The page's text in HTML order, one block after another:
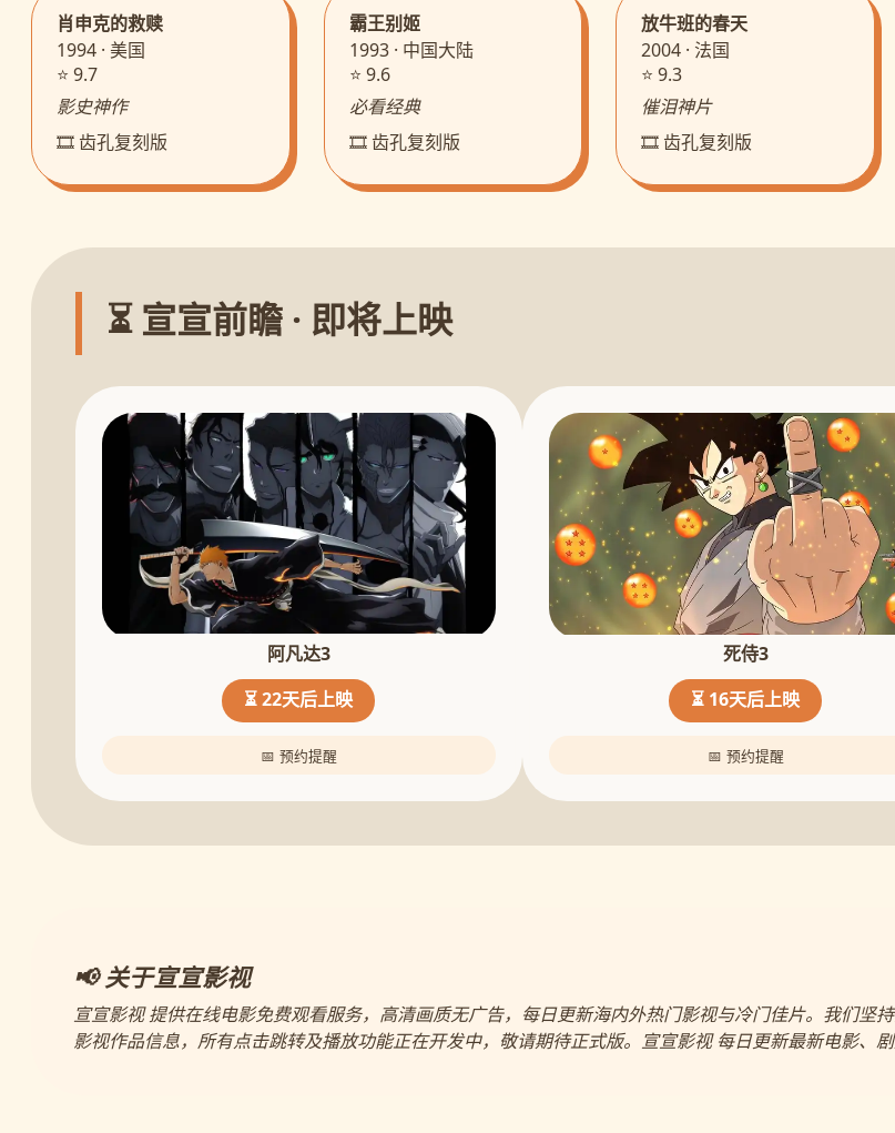
肖申克的救赎
1994 · 美国
⭐ 9.7
影史神作
🎞️ 齿孔复刻版
霸王别姬
1993 · 中国大陆
⭐ 9.6
必看经典
🎞️ 齿孔复刻版
放牛班的春天
2004 · 法国
⭐ 9.3
催泪神片
🎞️ 齿孔复刻版
⏳ 宣宣前瞻 · 即将上映
阿凡达3
⏳ 22天后上映
📅 预约提醒
死侍3
⏳ 16天后上映
📅 预约提醒
📢 关于宣宣影视
宣宣影视 提供在线电影免费观看服务，高清画质无广告，每日更新海内外热门影视与冷门佳片。我们坚
影视作品信息，所有点击跳转及播放功能正在开发中，敬请期待正式版。宣宣影视 每日更新最新电影、